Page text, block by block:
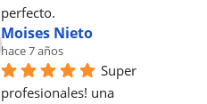
perfecto.
Moises Nieto
hace 7 años
Super
profesionales! una